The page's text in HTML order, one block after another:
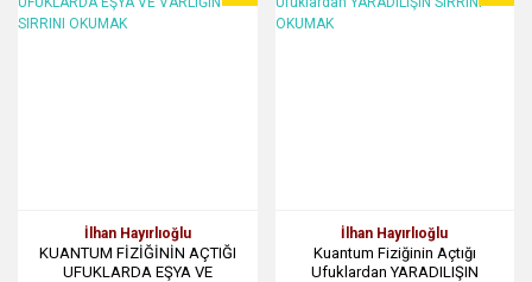
İlhan Hayırlıoğlu
KUANTUM FİZİĞİNİN AÇTIĞI
UFUKLARDA EŞYA VE
İlhan Hayırlıoğlu
Kuantum Fiziğinin Açtığı
Ufuklardan YARADILIŞIN